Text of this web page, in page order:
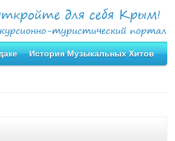
История Музыкальных Хитов